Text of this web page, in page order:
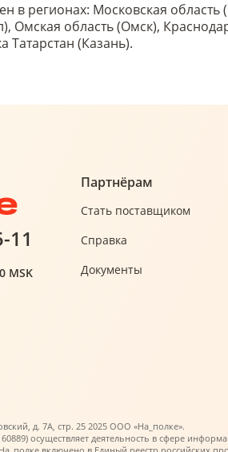
в регионах: Московская
Омская область (Омск),
Татарстан (Казань).
11
MSK
Партнёрам
Стать поставщиком
Справка
Документы
д. 7А, стр. 25 2025 ООО «На_полке».
осуществляет деятельность в сфере